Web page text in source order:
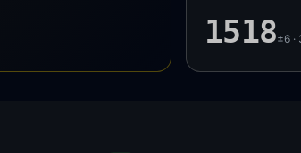
1518±6 ·